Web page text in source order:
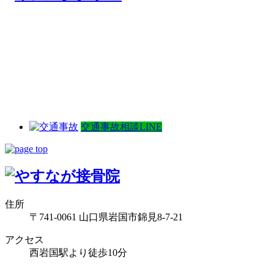
交通事故相談LINE
住所
〒741-0061 山口県岩国市錦見8-7-21
アクセス
西岩国駅より徒歩10分